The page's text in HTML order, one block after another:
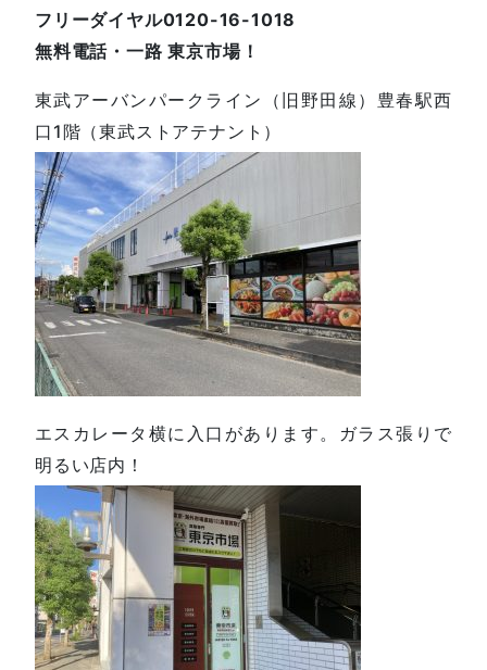
フリーダイヤル0120-16-1018
無料電話・一路 東京市場！
東武アーバンパークライン（旧野田線）豊春駅西
口1階（東武ストアテナント）
エスカレータ横に入口があります。ガラス張りで
明るい店内！